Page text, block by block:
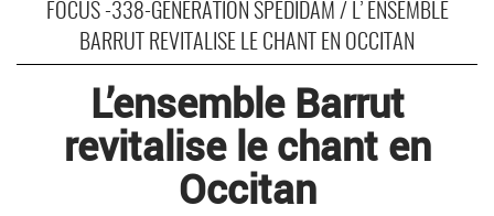
FOCUS -338-GÉNÉRATION SPEDIDAM / L’ ENSEMBLE
BARRUT REVITALISE LE CHANT EN OCCITAN
L’ensemble Barrut
revitalise le chant en
Occitan